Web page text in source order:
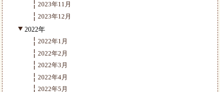
2023年11月
2023年12月
2022年
2022年1月
2022年2月
2022年3月
2022年4月
2022年5月